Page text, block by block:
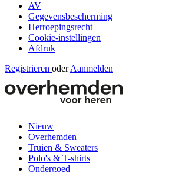
AV
Gegevensbescherming
Herroepingsrecht
Cookie-instellingen
Afdruk
Registrieren oder Aanmelden
Nieuw
Overhemden
Truien & Sweaters
Polo's & T-shirts
Ondergoed